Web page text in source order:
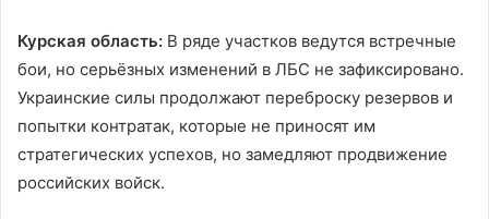
Курская область: В ряде участков ведутся встречные
бои, но серьёзных изменений в ЛБС не зафиксировано.
Украинские силы продолжают переброску резервов и
попытки контратак, которые не приносят им
стратегических успехов, но замедляют продвижение
российских войск.